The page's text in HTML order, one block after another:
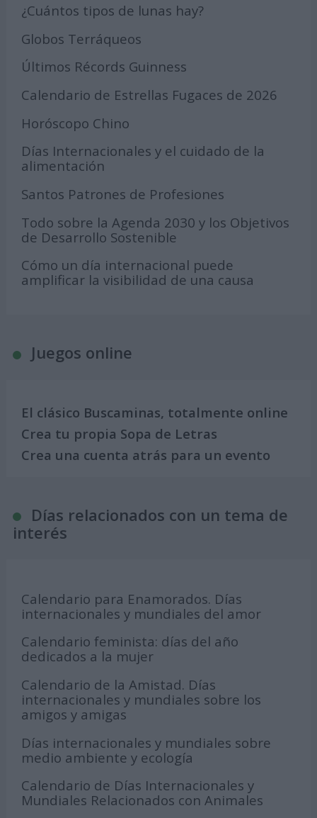
¿Cuántos tipos de lunas hay?
Globos Terráqueos
Últimos Récords Guinness
Calendario de Estrellas Fugaces de 2026
Horóscopo Chino
Días Internacionales y el cuidado de la
alimentación
Santos Patrones de Profesiones
Todo sobre la Agenda 2030 y los Objetivos
de Desarrollo Sostenible
Cómo un día internacional puede
amplificar la visibilidad de una causa
Juegos online
El clásico Buscaminas, totalmente online
Crea tu propia Sopa de Letras
Crea una cuenta atrás para un evento
Días relacionados con un tema de
interés
Calendario para Enamorados. Días
internacionales y mundiales del amor
Calendario feminista: días del año
dedicados a la mujer
Calendario de la Amistad. Días
internacionales y mundiales sobre los
amigos y amigas
Días internacionales y mundiales sobre
medio ambiente y ecología
Calendario de Días Internacionales y
Mundiales Relacionados con Animales